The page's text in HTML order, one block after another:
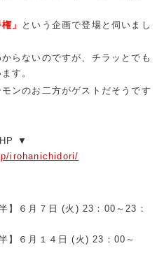
」
という企画で登場と伺いまし
らないのですが、チラッとでも
す。
ンのお二方がゲストだそうです
▼
irohanichidori/
】
６月７日 (火) 23：00～23：
】
６月１４日 (火) 23：00～